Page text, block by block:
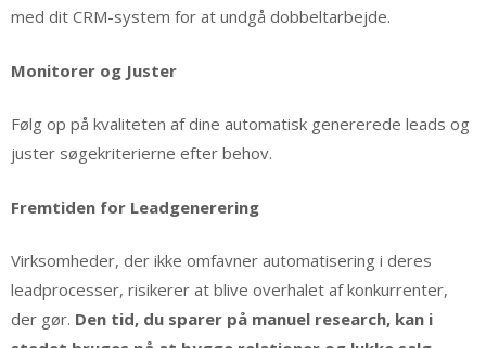
med dit CRM-system for at undgå dobbeltarbejde.
Monitorer og Juster
Følg op på kvaliteten af dine automatisk genererede leads og
juster søgekriterierne efter behov.
Fremtiden for Leadgenerering
Virksomheder, der ikke omfavner automatisering i deres
leadprocesser, risikerer at blive overhalet af konkurrenter,
der gør. Den tid, du sparer på manuel research, kan i